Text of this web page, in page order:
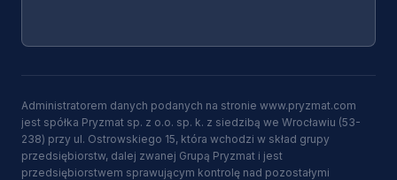
Administratorem danych podanych na stronie www.pryzmat.com
jest spółka Pryzmat sp. z o.o. sp. k. z siedzibą we Wrocławiu (53-
238) przy ul. Ostrowskiego 15, która wchodzi w skład grupy
przedsiębiorstw, dalej zwanej Grupą Pryzmat i jest
przedsiębiorstwem sprawującym kontrolę nad pozostałymi